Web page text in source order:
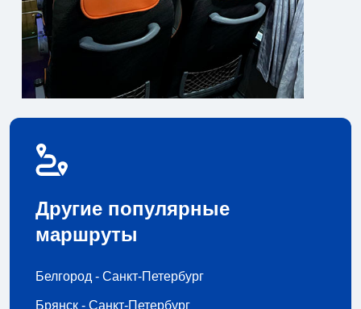
Другие популярные
маршруты
Белгород - Санкт-Петербург
Брянск - Санкт-Петербург